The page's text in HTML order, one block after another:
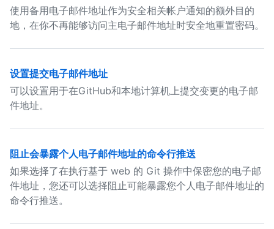
使用备用电子邮件地址作为安全相关帐户通知的额外目的
地，在你不再能够访问主电子邮件地址时安全地重置密码。
设置提交电子邮件地址
可以设置用于在GitHub和本地计算机上提交变更的电子邮
件地址。
阻止会暴露个人电子邮件地址的命令行推送
如果选择了在执行基于 web 的 Git 操作中保密您的电子邮
件地址，您还可以选择阻止可能暴露您个人电子邮件地址的
命令行推送。